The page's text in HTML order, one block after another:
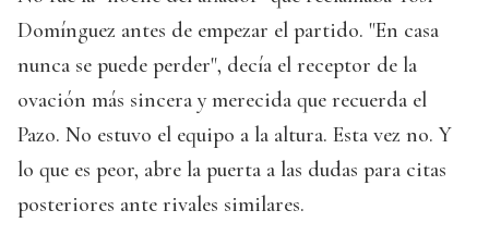
Domínguez antes de empezar el partido. "En casa
nunca se puede perder", decía el receptor de la
ovación más sincera y merecida que recuerda el
Pazo. No estuvo el equipo a la altura. Esta vez no. Y
lo que es peor, abre la puerta a las dudas para citas
posteriores ante rivales similares.